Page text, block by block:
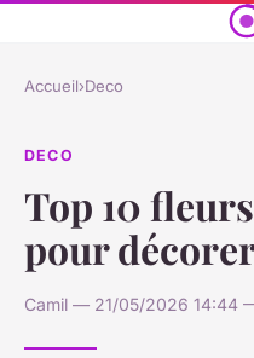
Accueil›Deco
DECO
Top 10
pour
Camil — 21/05/2026 14:44